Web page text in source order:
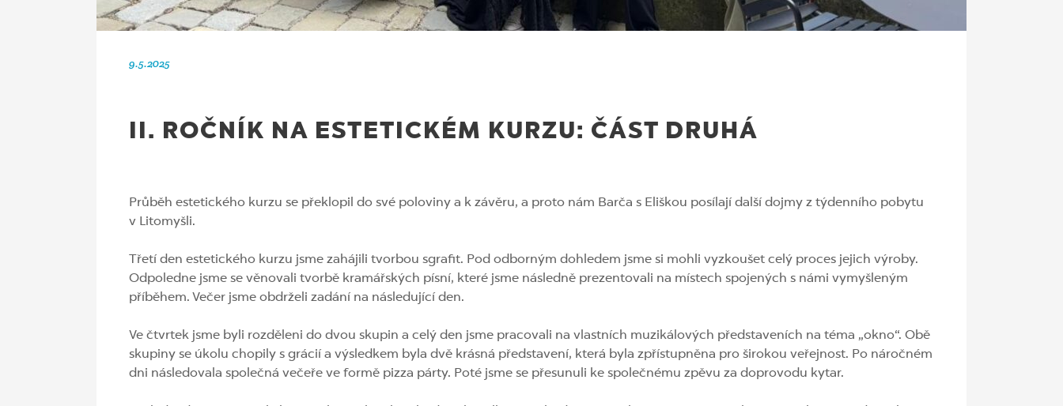
9.5.2025
II. ROČNÍK NA ESTETICKÉM KURZU: ČÁST DRUHÁ
Průběh estetického kurzu se překlopil do své poloviny a k závěru, a proto nám Barča s Eliškou posílají další dojmy z týdenního pobytu
v Litomyšli.
Třetí den estetického kurzu jsme zahájili tvorbou sgrafit. Pod odborným dohledem jsme si mohli vyzkoušet celý proces jejich výroby.
Odpoledne jsme se věnovali tvorbě kramářských písní, které jsme následně prezentovali na místech spojených s námi vymyšleným
příběhem. Večer jsme obdrželi zadání na následující den.
Ve čtvrtek jsme byli rozděleni do dvou skupin a celý den jsme pracovali na vlastních muzikálových představeních na téma „okno“. Obě
skupiny se úkolu chopily s grácií a výsledkem byla dvě krásná představení, která byla zpřístupněna pro širokou veřejnost. Po náročném
dni následovala společná večeře ve formě pizza párty. Poté jsme se přesunuli ke společnému zpěvu za doprovodu kytar.